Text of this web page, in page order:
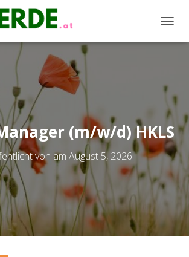
(m/w/d) HKLS
von am August 5, 2026